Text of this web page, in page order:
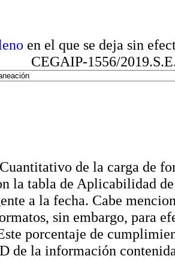
en el que se deja sin
CEGAIP-1556/
de la carga de
la tabla de Aplicabilidad
a la fecha. Cabe
sin embargo, para
porcentaje de
de la información